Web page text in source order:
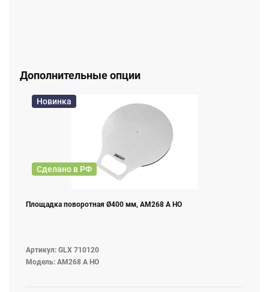
Дополнительные опции
Новинка
Сделано в РФ
Площадка поворотная Ø400 мм, AM268 A НО
Артикул: GLX 710120
Модель: AM268 A НО